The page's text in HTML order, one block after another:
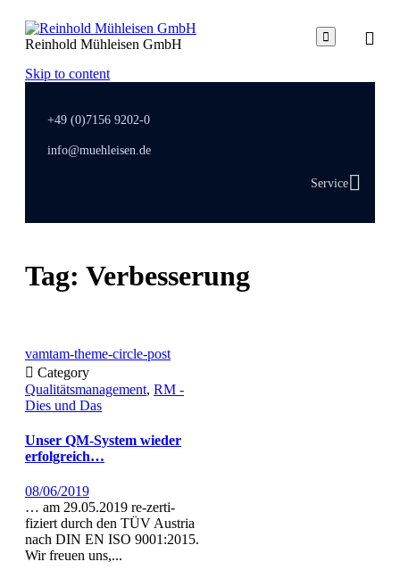
Reinhold Mühleisen GmbH 
Skip to content
+49 (0)7156 9202-0
info@muehleisen.de
Service
Tag: Verbesserung
vamtam-theme-circle-post
 Category
Qualitätsmanagement, RM -
Dies und Das
Unser QM-System wieder
erfolgreich…
08/06/2019
… am 29.05.2019 re-zer­ti­
fiziert durch den TÜV Aus­tria
nach DIN EN ISO 9001:2015.
Wir freuen uns,...